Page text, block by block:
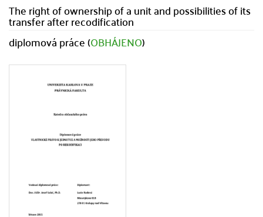
The right of ownership of a unit and possibilities of its
transfer after recodification
diplomová práce (OBHÁJENO)